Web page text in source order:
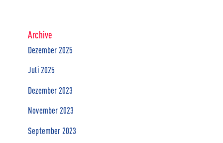
Archive
Dezember 2025
Juli 2025
Dezember 2023
November 2023
September 2023